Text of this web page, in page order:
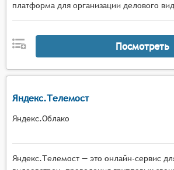
платформа для организации делового
Посмотреть
Яндекс.Телемост
Яндекс.Облако
Яндекс.Телемост — это онлайн-сервис